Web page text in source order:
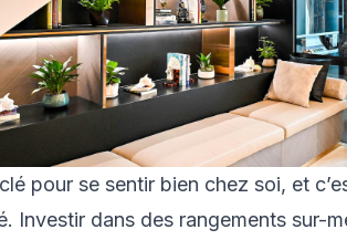
pour se sentir bien chez soi, et
Investir dans des rangements sur-